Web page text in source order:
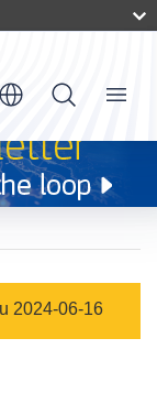
Menu
2024-06-16